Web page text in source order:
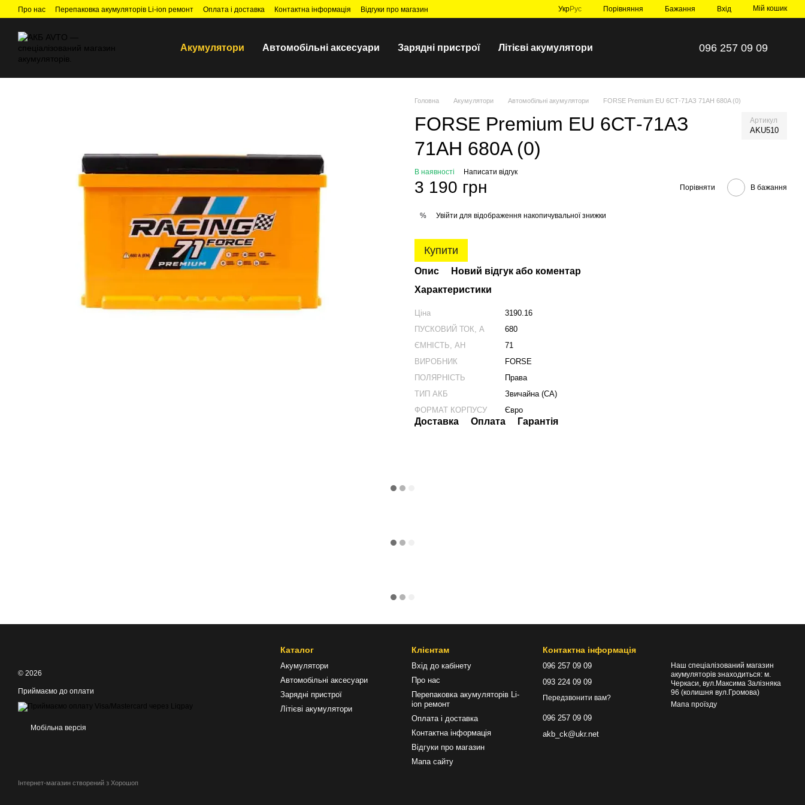
Перейти до основного контенту
Про нас Перепаковка акумуляторів Li-ion ремонт Оплата і доставка Контактна інформація Відгуки про магазин УкрРус Порівняння Бажання Вхід Мій кошик
Акумулятори Автомобільні аксесуари Зарядні пристрої Літієві акумулятори 096 257 09 09
Головна Акумулятори Автомобільні акумулятори FORSE Premium EU 6СТ-71АЗ 71AH 680A (0)
FORSE Premium EU 6СТ-71АЗ
71AH 680A (0)
Артикул
AKU510
В наявності Написати відгук
3 190 грн Порівняти В бажання
% Увійти для відображення накопичувальної знижки
Купити
Опис
Новий відгук або коментар
Характеристики
Ціна
3190.16
ПУСКОВИЙ ТОК, А
680
ЄМНІСТЬ, АН
71
ВИРОБНИК
FORSE
ПОЛЯРНІСТЬ
Права
ТИП АКБ
Звичайна (CA)
ФОРМАТ КОРПУСУ
Євро
Доставка Оплата Гарантія
© 2026
Приймаємо до оплати
Мобільна версія
Інтернет-магазин створений з Хорошоп
Каталог
Акумулятори
Автомобільні аксесуари
Зарядні пристрої
Літієві акумулятори
Клієнтам
Вхід до кабінету
Про нас
Перепаковка акумуляторів Li-
ion ремонт
Оплата і доставка
Контактна інформація
Відгуки про магазин
Мапа сайту
Контактна інформація
096 257 09 09
093 224 09 09
Передзвонити вам?
096 257 09 09
akb_ck@ukr.net
Наш спеціалізований магазин
акумуляторів знаходиться: м.
Черкаси, вул.Максима Залізняка
96 (колишня вул.Громова)
Мапа проїзду